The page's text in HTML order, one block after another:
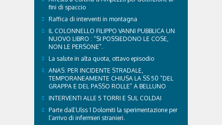
fini di spaccio
Raffica di interventi in montagna
IL COLONNELLO FILIPPO VANNI PUBBLICA UN
NUOVO LIBRO : “SI POSSIEDONO LE COSE,
NON LE PERSONE”.
La salute in alta quota, ottavo episodio
ANAS: PER INCIDENTE STRADALE,
TEMPORANEAMENTE CHIUSA LA SS 50 “DEL
GRAPPA E DEL PASSO ROLLE” A BELLUNO
INTERVENTI ALLE 5 TORRI E SUL COLDAI
Parte dall’Ulss 1 Dolomiti la sperimentazione per
l’arrivo di infermieri stranieri.